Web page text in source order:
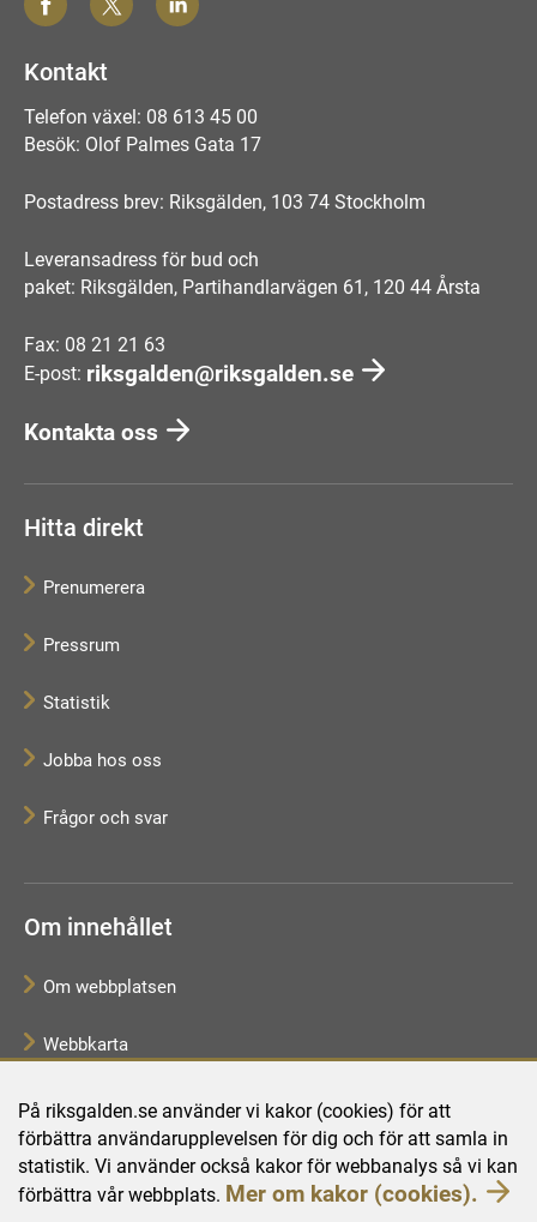
På riksgalden.se använder vi kakor (cookies) för att
förbättra användarupplevelsen för dig och för att samla in
statistik. Vi använder också kakor för webbanalys så vi kan
förbättra vår webbplats. Mer om kakor (cookies).
Kontakt
Telefon växel: 08 613 45 00
Besök: Olof Palmes Gata 17
Postadress brev: Riksgälden, 103 74 Stockholm
Leveransadress för bud och
paket: Riksgälden, Partihandlarvägen 61, 120 44 Årsta
Fax: 08 21 21 63
E-post: riksgalden@riksgalden.se
Kontakta oss
Hitta direkt
Prenumerera
Pressrum
Statistik
Jobba hos oss
Frågor och svar
Om innehållet
Om webbplatsen
Webbkarta
Tillgänglighetsredogörelse
Behandling av personuppgifter